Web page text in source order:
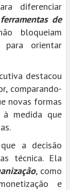
diferenciar
ferramentas de
bloqueiam
para orientar
destacou
comparando-
novas formas
à medida que
a decisão
técnica. Ela
, como
e